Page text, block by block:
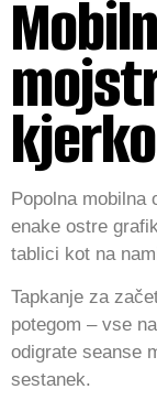
Popolna mobilna
enake ostre
tablici kot na
Tapkanje za
potegom – vse
odigrate seanse
sestanek.